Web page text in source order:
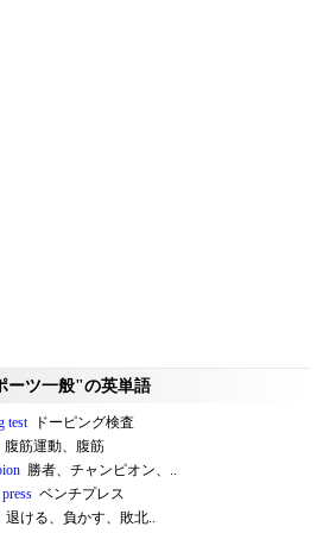
ーツ一般"の英単語
testドーピング検査
腹筋運動、腹筋
勝者、チャンピオン、..
ベンチプレス
退ける、負かす、敗北..